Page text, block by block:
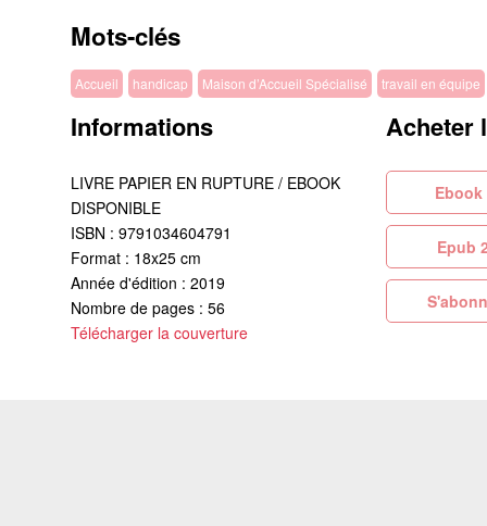
Mots-clés
Accueil handicap Maison d’Accueil Spécialisé travail en équipe
Informations
LIVRE PAPIER EN RUPTURE / EBOOK
DISPONIBLE
ISBN : 9791034604791
Format : 18x25 cm
Année d'édition : 2019
Nombre de pages : 56
Télécharger la couverture
Acheter